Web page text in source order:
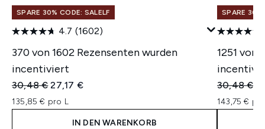
SPARE 30% CODE: SALELF
4.7 (1602)
370 von 1602 Rezensenten wurden
incentiviert
Unverbindliche Preisempfehlung:
30,48 €Aktueller Preis:
27,17 €
135,85 € pro L
IN DEN WARENKORB
SPARE 30%
1251 von
30,48 €
143,75 €